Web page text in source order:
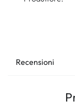
Recensioni